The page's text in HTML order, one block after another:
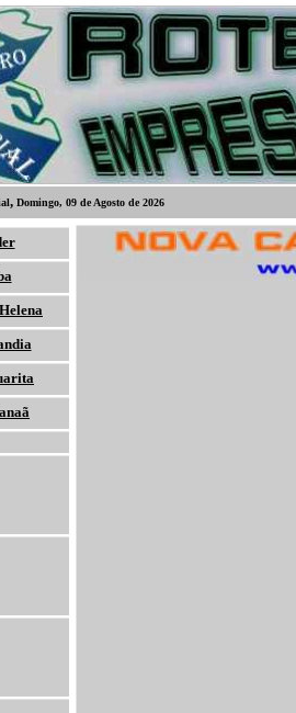
, Domingo, 09 de Agosto de 2026